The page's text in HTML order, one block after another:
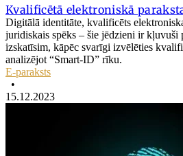
Kvalificētā elektroniskā
Digitālā identitāte, kvalificēts
juridiskais spēks – šie jēdzieni ir kļuvuši
izskatīsim, kāpēc svarīgi izvēlēties
analizējot “Smart-ID” rīku.
E-paraksts
•
15.12.2023